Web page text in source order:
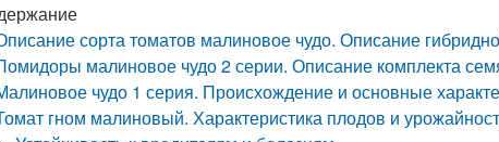
сорта томатов малиновое чудо. Описание
малиновое чудо 2 серии. Описание комплекта
чудо 1 серия. Происхождение и основные
гном малиновый. Характеристика плодов и